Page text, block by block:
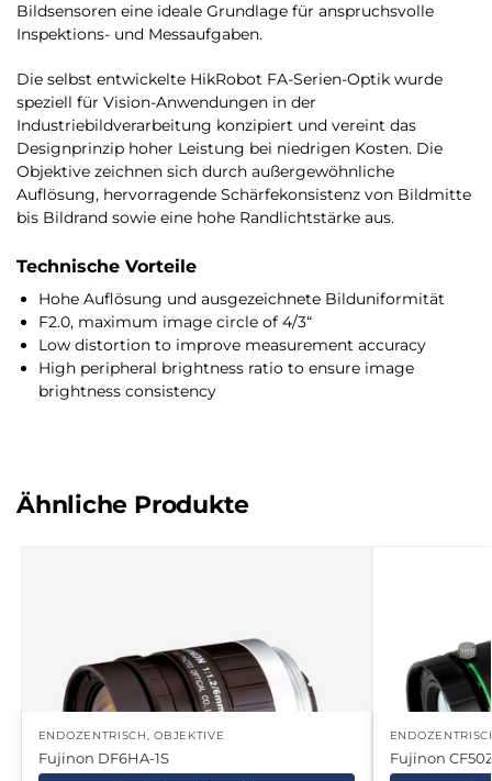
Bildsensoren eine ideale Grundlage für anspruchsvolle
Inspektions- und Messaufgaben.
Die selbst entwickelte HikRobot FA-Serien-Optik wurde
speziell für Vision-Anwendungen in der
Industriebildverarbeitung konzipiert und vereint das
Designprinzip hoher Leistung bei niedrigen Kosten. Die
Objektive zeichnen sich durch außergewöhnliche
Auflösung, hervorragende Schärfekonsistenz von Bildmitte
bis Bildrand sowie eine hohe Randlichtstärke aus.
Technische Vorteile
Hohe Auflösung und ausgezeichnete Bilduniformität
F2.0, maximum image circle of 4/3“
Low distortion to improve measurement accuracy
High peripheral brightness ratio to ensure image
brightness consistency
Ähnliche Produkte
ENDOZENTRISCH,OBJEKTIVE
Fujinon DF6HA-1S Fujinon